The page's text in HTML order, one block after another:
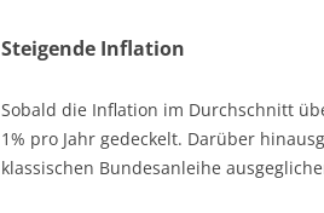
Steigende Inflation
Sobald die Inflation im Durchschnitt
1% pro Jahr gedeckelt. Darüber
klassischen Bundesanleihe